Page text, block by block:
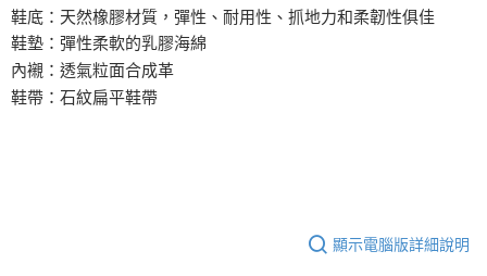
鞋底 ：天然橡膠材質，彈性、耐用性、抓地力和柔韌性俱佳
鞋墊：彈性柔軟的乳膠海綿
內襯：透氣粒面合成革
鞋帶：石紋扁平鞋帶
顯示電腦版詳細說明